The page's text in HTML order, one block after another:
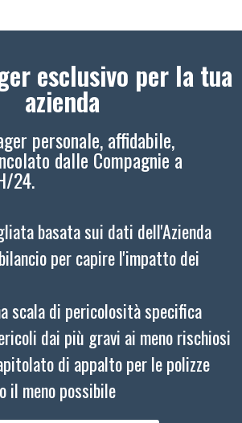
esclusivo per la tua
azienda
personale, affidabile,
dalle Compagnie a
24.
basata sui dati dell'Azienda
per capire l'impatto dei
scala di pericolosità specifica
dai più gravi ai meno rischiosi
di appalto per le polizze
il meno possibile